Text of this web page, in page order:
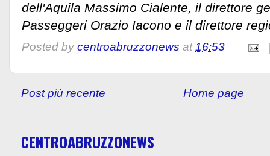
dell'Aquila Massimo Cialente, il direttore
Passeggeri Orazio Iacono e il direttore
Posted by centroabruzzonews at16:53
Post più recente Home page
CENTROABRUZZONEWS